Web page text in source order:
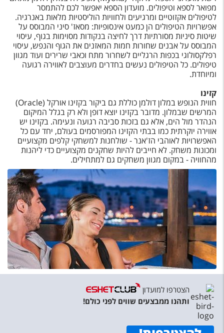
מפואר לספא וטיפולים. מועדון הספא יאפשר לכם להתמסר
לטיפולים אקזוטיים ומרגיעים ולחוויות הוליסטיות מלאות באנרגיה.
אפשרויות הטיפולים הן כמעט אינסופיות: מסאז' סיני המבוסס על
שיטות סיניות מסורתיות דרך לחיצה בנקודות מסוימות בגוף, עיסוי
המבוסס על אבנים שחורות חמות המאזנים את הגוף והנפש, עיסוי
רפלקסולוגי בכפות הרגליים לשחרור מתח וכאבי שרירים ועוד מגוון
טיפולים. כל הטיפולים נעשים בחדרים מעוצבים לאווירה רגועה
ומיוחדת.
קזינו
חווית הנופש במלון דולמן כוללת גם ביקור בקזינו אורקל (Oracle
)
המרשים שבמלון. מדובר בקזינו יוצא דופן ולא רק בגלל המיקום
הנהדר מול הים, אלא גם בזכות סביבה רגועה ונעימה. בקזינו יש
אווירה יוקרתית כמו בבתי הקזינו המפורסמים בעולם, יחד עם כל
האפשרויות לאוהבי הז'אנר - שולחנות למשחקי קלפים מקצועיים
ומכונות משחק. לא חייבים להיות שחקנים מקצועיים כדי ליהנות
מהחוויה - במקום מגוון משחקים גם למתחילים.
הצטרפו למועדון
ותהנו ממבצעים שווים לפני כולם!